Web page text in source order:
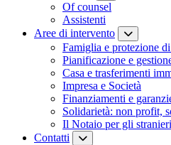
Of counsel
Assistenti
Aree di intervento
Famiglia e protezione
Pianificazione e
Casa e trasferimenti
Impresa e Società
Finanziamenti e
Solidarietà: non profit,
Il Notaio per gli stranieri
Contatti